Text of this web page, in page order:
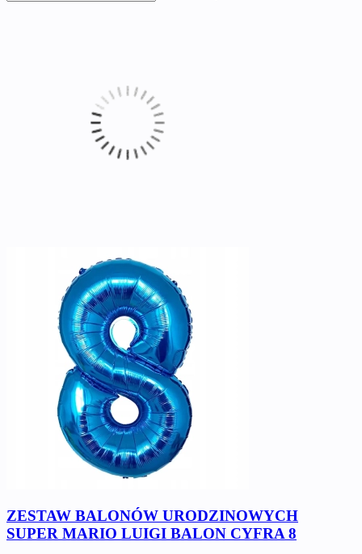
ZESTAW BALONÓW URODZINOWYCH
SUPER MARIO LUIGI BALON CYFRA 8